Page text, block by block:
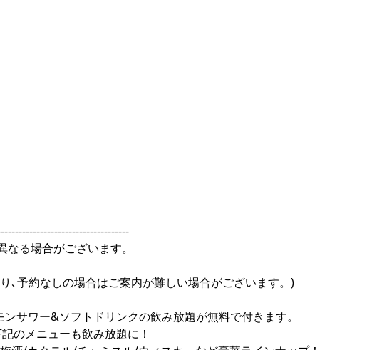
る場合がございます。
､予約なしの場合はご案内が難しい場合がございます。)
サワー&ソフトドリンクの飲み放題が無料で付きます。
のメニューも飲み放題に！